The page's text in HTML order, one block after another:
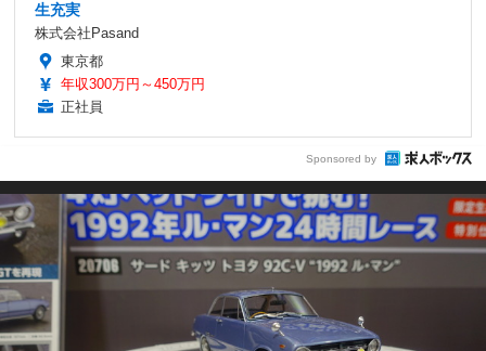
生充実
株式会社Pasand
東京都
年収300万円～450万円
正社員
Sponsored by